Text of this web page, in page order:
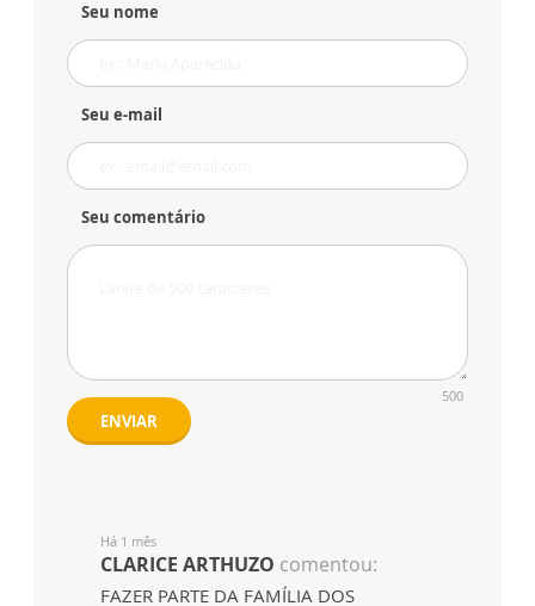
Seu nome
Seu e-mail
Seu comentário
500
ENVIAR
Há 1 mês
CLARICE ARTHUZO comentou:
FAZER PARTE DA FAMÍLIA DOS